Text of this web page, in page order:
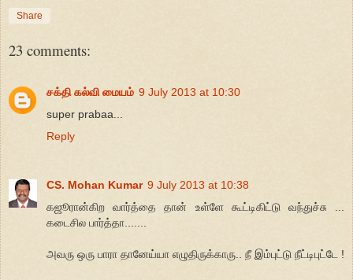
Share
23 comments:
சக்தி கல்வி மையம் 9 July 2013 at 10:30
super prabaa...
Reply
CS. Mohan Kumar 9 July 2013 at 10:38
கஜூரான்கிற வார்த்தை தான் உள்ளே கூட்டிகிட்டு வந்துச்சு ...
கடைசில பார்த்தா.......
அவரு ஒரு பாரா தானேய்யா எழுதிருக்காரு.. நீ இம்புட்டு நீட்டிபுட்டே !